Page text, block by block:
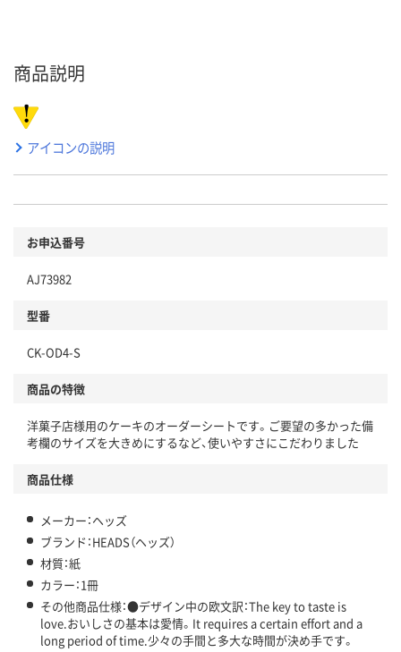
商品説明
アイコンの説明
お申込番号
AJ73982
型番
CK-OD4-S
商品の特徴
洋菓子店様用のケーキのオーダーシートです。ご要望の多かった備
考欄のサイズを大きめにするなど、使いやすさにこだわりました
商品仕様
メーカー：ヘッズ
ブランド：HEADS（ヘッズ）
材質：紙
カラー：1冊
その他商品仕様：●デザイン中の欧文訳：The key to taste is
love.おいしさの基本は愛情。It requires a certain effort and a
long period of time.少々の手間と多大な時間が決め手です。